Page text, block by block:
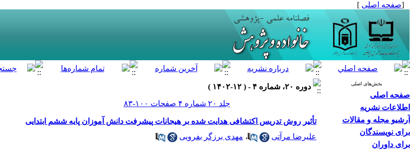
[صفحه اصلی ]
بخش‌های اصلی
صفحه اصلی
اطلاعات نشریه
آرشیو مجله و مقالات
برای نویسندگان
برای داوران
دوره ۲۰، شماره ۴ - ( ۱۲-۱۴۰۲ )
جلد ۲۰ شماره ۴ صفحات ۱۰۰-۸۳
تأثیر روش تدریس اکتشافی هدایت شده بر هیجانات پیشرفت دانش آموزان پایه ششم ابتدایی
علیرضا مرآتی
، مهدی برزگر بفرویی